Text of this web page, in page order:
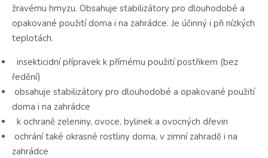
žravému hmyzu. Obsahuje stabilizátory pro dlouhodobé a
opakované použití doma i na zahrádce. Je účinný i při nízkých
teplotách.
insekticidní přípravek k přímému použití postřikem (bez
ředění)
obsahuje stabilizátory pro dlouhodobé a opakované použití
doma i na zahrádce
k ochraně zeleniny, ovoce, bylinek a ovocných dřevin
ochrání také okrasné rostliny doma, v zimní zahradě i na
zahrádce